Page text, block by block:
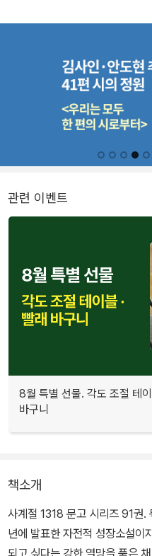
관련 이벤트
8월 특별 선물. 각도 조절 테
바구니
책소개
사계절 1318 문고 시리즈 91권
년에 발표한 자전적 성장소설이